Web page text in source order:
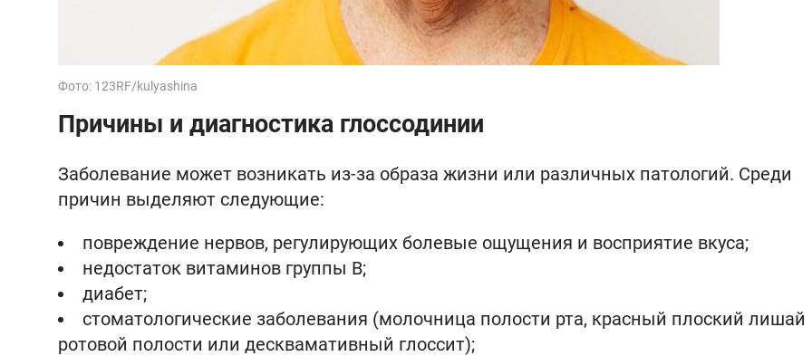
Фото: 123RF/kulyashina
Причины и диагностика глоссодинии
Заболевание может возникать из-за образа жизни или различных патологий. Среди
причин выделяют следующие:
повреждение нервов, регулирующих болевые ощущения и восприятие вкуса;
недостаток витаминов группы B;
диабет;
стоматологические заболевания (молочница полости рта, красный плоский лишай
ротовой полости или десквамативный глоссит);